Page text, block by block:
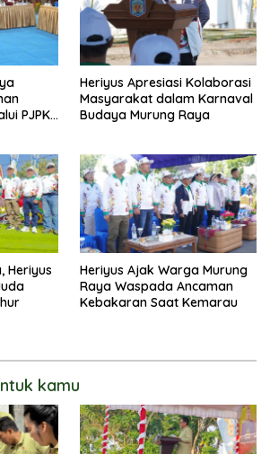
PJPK
Heriyus Apresiasi Kolaborasi
Masyarakat dalam Karnaval
Budaya Murung Raya
Heriyus
Heriyus Ajak Warga Murung
Raya Waspada Ancaman
Kebakaran Saat Kemarau
kamu